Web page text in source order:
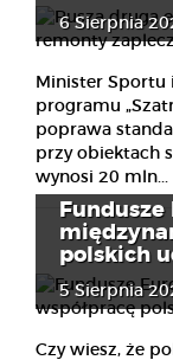
6 Sierpnia
Minister Sportu
programu
poprawa
przy obiektach
wynosi 20 mln...
polskich
5 Sierpnia
Czy wiesz, że